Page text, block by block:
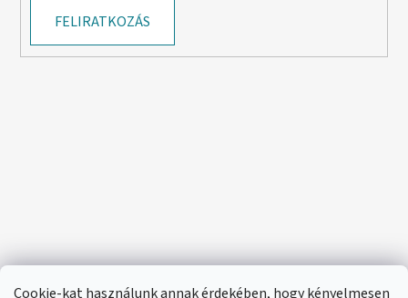
Cookie-kat használunk annak érdekében, hogy kényelmesen
FELIRATKOZÁS